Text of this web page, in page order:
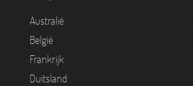
Australië
België
Frankrijk
Duitsland